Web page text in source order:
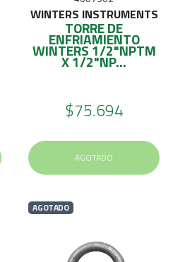
WINTERS INSTRUMENTS
TORRE DE
ENFRIAMIENTO
WINTERS 1/2"NPTM
X 1/2"NP...
$75.694
AGOTADO
AGOTADO